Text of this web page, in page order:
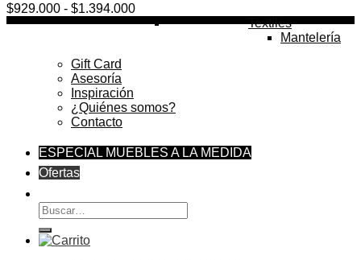
Textiles
Mantelería
Gift Card
Asesoría
Inspiración
¿Quiénes somos?
Contacto
ESPECIAL MUEBLES A LA MEDIDA
Ofertas
Buscar
por:
$929.000 - $1.394.000Rango
de